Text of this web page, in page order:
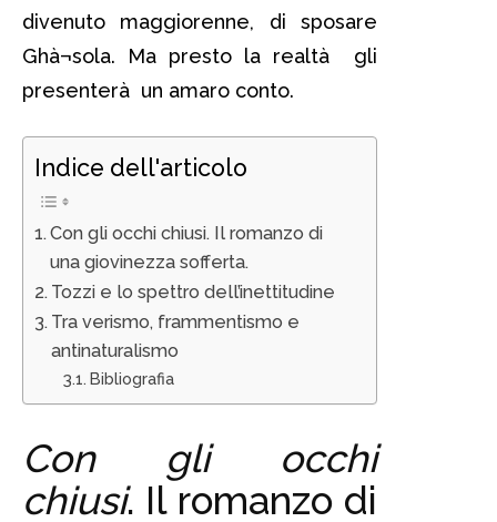
divenuto maggiorenne, di sposare
Ghà¬sola. Ma presto la realtà gli
presenterà un amaro conto.
Indice dell'articolo
Con gli occhi chiusi. Il romanzo di
una giovinezza sofferta.
Tozzi e lo spettro dell’inettitudine
Tra verismo, frammentismo e
antinaturalismo
Bibliografia
Con gli occhi
chiusi. Il romanzo di